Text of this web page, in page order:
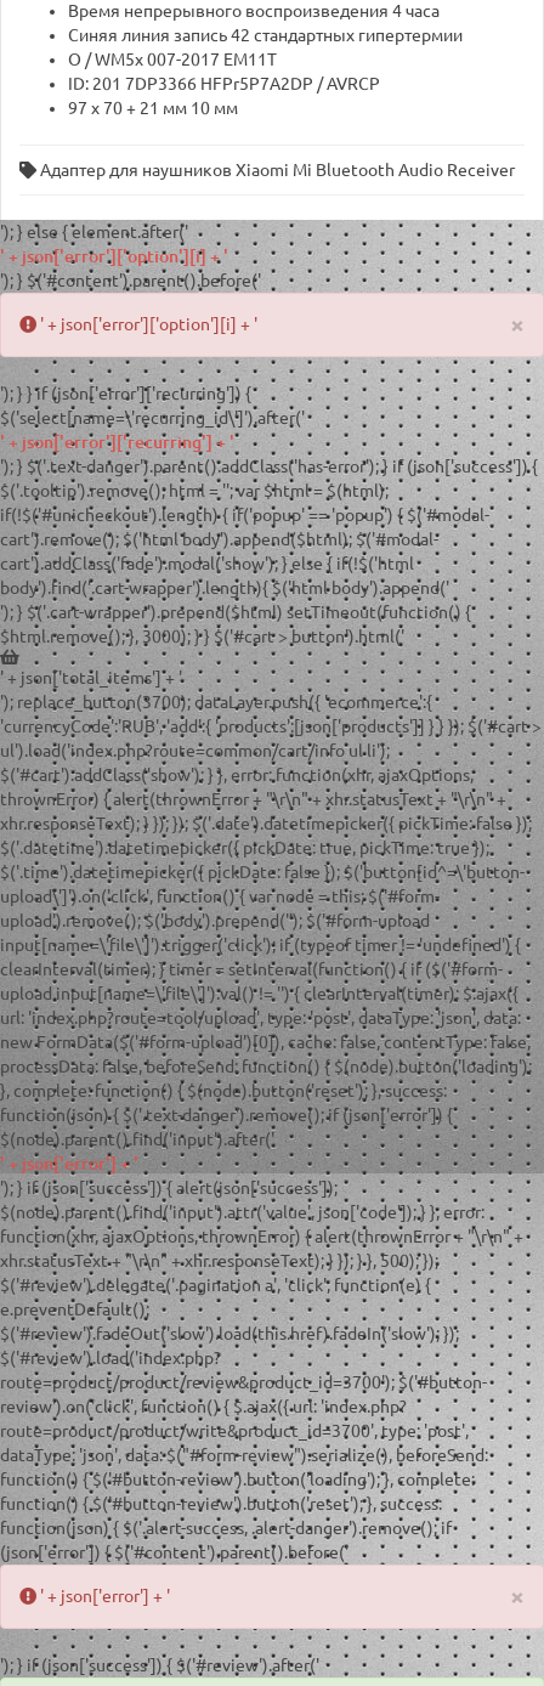
Время непрерывного воспроизведения 4 часа
Синяя линия запись 42 стандартных гипертермии
O / WM5x 007-2017 EM11T
ID: 201 7DP3366 HFPr5P7A2DP / AVRCP
97 x 70 + 21 мм 10 мм
Адаптер для наушников Xiaomi Mi Bluetooth Audio Receiver
'); } else { element.after('
' + json['error']['option'][i] + '
'); } $('#content').parent().before('
' + json['error']['option'][i] + ' ×
'); } } if (json['error']['recurring']) {
$('select[name=\'recurring_id\']').after('
' + json['error']['recurring'] + '
'); } $('.text-danger').parent().addClass('has-error'); } if (json['success']) {
$('.tooltip').remove(); html = ''; var $html = $(html);
if(!$('#unicheckout').length) { if('popup' == 'popup') { $('#modal-
cart').remove(); $('html body').append($html); $('#modal-
cart').addClass('fade').modal('show'); } else { if(!$('html
body').find('.cart-wrapper').length){ $('html body').append('
'); } $('.cart-wrapper').prepend($html) setTimeout(function() {
$html.remove(); }, 3000); } } $('#cart > button').html('
' + json['total_items'] + '
'); replace_button(3700); dataLayer.push({ 'ecommerce':{
'currencyCode':'RUB', 'add':{ 'products':[json['products']] } } }); $('#cart >
ul').load('index.php?route=common/cart/info ul li');
$('#cart').addClass('show'); } }, error: function(xhr, ajaxOptions,
thrownError) { alert(thrownError + "\r\n" + xhr.statusText + "\r\n" +
xhr.responseText); } }); }); $('.date').datetimepicker({ pickTime: false });
$('.datetime').datetimepicker({ pickDate: true, pickTime: true });
$('.time').datetimepicker({ pickDate: false }); $('button[id^=\'button-
upload\']').on('click', function() { var node = this; $('#form-
upload').remove(); $('body').prepend(''); $('#form-upload
input[name=\'file\']').trigger('click'); if (typeof timer != 'undefined') {
clearInterval(timer); } timer = setInterval(function() { if ($('#form-
upload input[name=\'file\']').val() != '') { clearInterval(timer); $.ajax({
url: 'index.php?route=tool/upload', type: 'post', dataType: 'json', data:
new FormData($('#form-upload')[0]), cache: false, contentType: false,
processData: false, beforeSend: function() { $(node).button('loading');
}, complete: function() { $(node).button('reset'); }, success:
function(json) { $('.text-danger').remove(); if (json['error']) {
$(node).parent().find('input').after('
' + json['error'] + '
'); } if (json['success']) { alert(json['success']);
$(node).parent().find('input').attr('value', json['code']); } }, error:
function(xhr, ajaxOptions, thrownError) { alert(thrownError + "\r\n" +
xhr.statusText + "\r\n" + xhr.responseText); } }); } }, 500); });
$('#review').delegate('.pagination a', 'click', function(e) {
e.preventDefault();
$('#review').fadeOut('slow').load(this.href).fadeIn('slow'); });
$('#review').load('index.php?
route=product/product/review&product_id=3700'); $('#button-
review').on('click', function() { $.ajax({ url: 'index.php?
route=product/product/write&product_id=3700', type: 'post',
dataType: 'json', data: $("#form-review").serialize(), beforeSend:
function() { $('#button-review').button('loading'); }, complete:
function() { $('#button-review').button('reset'); }, success:
function(json) { $('.alert-success, .alert-danger').remove(); if
(json['error']) { $('#content').parent().before('
' + json['error'] + ' ×
'); } if (json['success']) { $('#review').after('